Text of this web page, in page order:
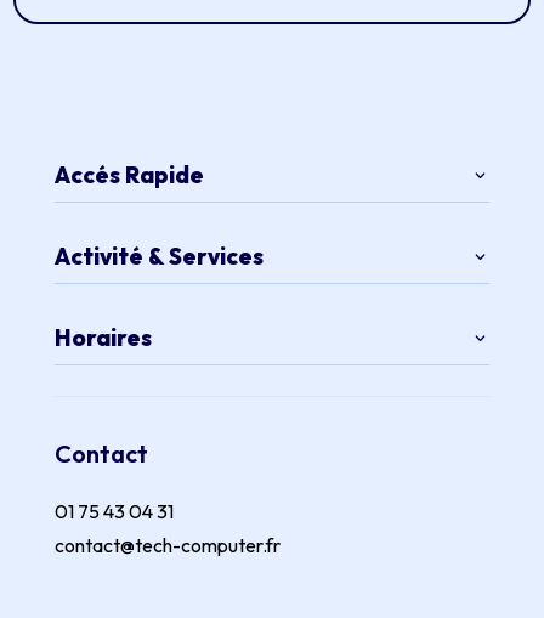
Accés Rapide
Activité & Services
Horaires
Contact
01 75 43 04 31
contact@tech-computer.fr